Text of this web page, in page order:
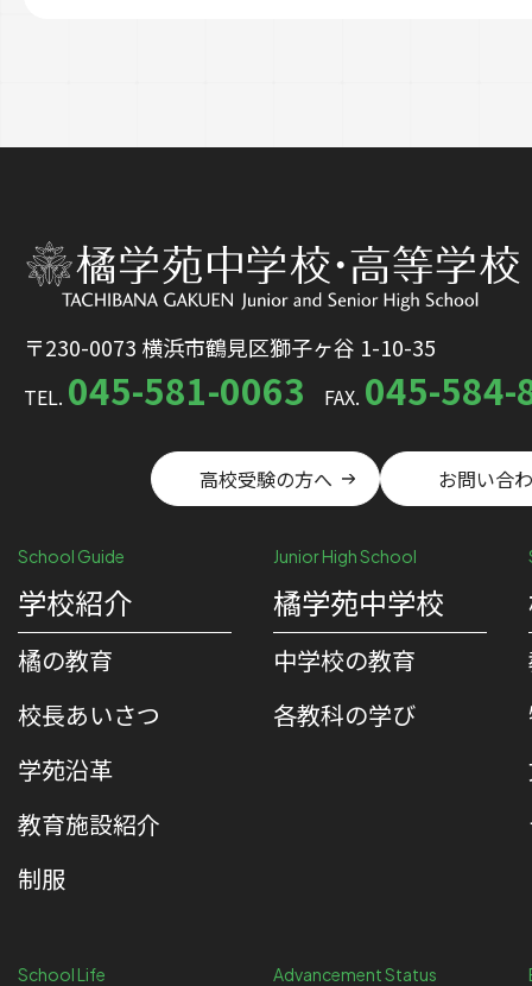
〒230-0073 横浜市鶴見区獅子ヶ谷 1-10-35
TEL. 045-581-0063 FAX. 045-584-
高校受験の方へ お問い合
School Guide
学校紹介
橘の教育
校⻑あいさつ
学苑沿革
教育施設紹介
制服
Junior High School
橘学苑中学校
中学校の教育
各教科の学び
School Life Advancement Status